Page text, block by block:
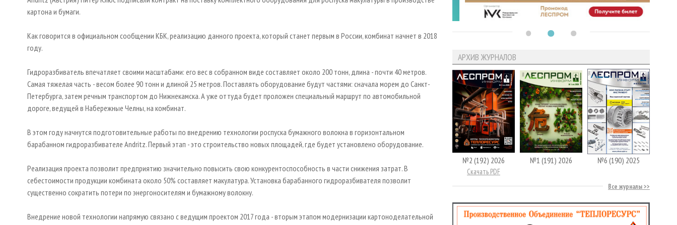
картона и бумаги.
Как говорится в официальном сообщении КБК, реализацию данного проекта, который станет первым в России, комбинат начнет в 2018
году.
Гидроразбиватель впечатляет своими масштабами: его вес в собранном виде составляет около 200 тонн, длина - почти 40 метров.
Самая тяжелая часть - весом более 90 тонн и длиной 25 метров. Поставлять оборудование будут частями: сначала морем до Санкт-
Петербурга, затем речным транспортом до Нижнекамска. А уже оттуда будет проложен специальный маршрут по автомобильной
дороге, ведущей в Набережные Челны, на комбинат.
В этом году начнутся подготовительные работы по внедрению технологии роспуска бумажного волокна в горизонтальном
барабанном гидроразбивателе Andritz. Первый этап - это строительство новых площадей, где будет установлено оборудование.
Реализация проекта позволит предприятию значительно повысить свою конкурентоспособность в части снижения затрат. В
себестоимости продукции комбината около 50% составляет макулатура. Установка барабанного гидроразбивателя позволит
существенно сократить потери по энергоносителям и бумажному волокну.
Внедрение новой технологии напрямую связано с ведущим проектом 2017 года - вторым этапом модернизации картоноделательной
АРХИВ ЖУРНАЛОВ
№2 (192) 2026
Скачать PDF
№1 (191) 2026 №6 (190) 2025
Все журналы